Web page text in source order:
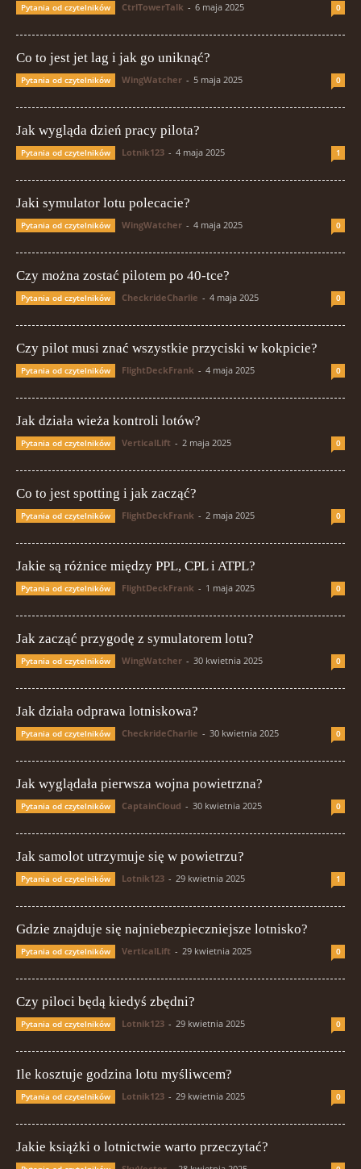
Pytania od czytelników CtrlTowerTalk - 6 maja 2025 0
Co to jest jet lag i jak go uniknąć?
Pytania od czytelników WingWatcher - 5 maja 2025 0
Jak wygląda dzień pracy pilota?
Pytania od czytelników Lotnik123 - 4 maja 2025 1
Jaki symulator lotu polecacie?
Pytania od czytelników WingWatcher - 4 maja 2025 0
Czy można zostać pilotem po 40-tce?
Pytania od czytelników CheckrideCharlie - 4 maja 2025 0
Czy pilot musi znać wszystkie przyciski w kokpicie?
Pytania od czytelników FlightDeckFrank - 4 maja 2025 0
Jak działa wieża kontroli lotów?
Pytania od czytelników VerticalLift - 2 maja 2025 0
Co to jest spotting i jak zacząć?
Pytania od czytelników FlightDeckFrank - 2 maja 2025 0
Jakie są różnice między PPL, CPL i ATPL?
Pytania od czytelników FlightDeckFrank - 1 maja 2025 0
Jak zacząć przygodę z symulatorem lotu?
Pytania od czytelników WingWatcher - 30 kwietnia 2025 0
Jak działa odprawa lotniskowa?
Pytania od czytelników CheckrideCharlie - 30 kwietnia 2025 0
Jak wyglądała pierwsza wojna powietrzna?
Pytania od czytelników CaptainCloud - 30 kwietnia 2025 0
Jak samolot utrzymuje się w powietrzu?
Pytania od czytelników Lotnik123 - 29 kwietnia 2025 1
Gdzie znajduje się najniebezpieczniejsze lotnisko?
Pytania od czytelników VerticalLift - 29 kwietnia 2025 0
Czy piloci będą kiedyś zbędni?
Pytania od czytelników Lotnik123 - 29 kwietnia 2025 0
Ile kosztuje godzina lotu myśliwcem?
Pytania od czytelników Lotnik123 - 29 kwietnia 2025 0
Jakie książki o lotnictwie warto przeczytać?